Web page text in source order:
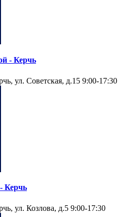
- Керчь
ул. Советская, д.15 9:00-17:30
Керчь
ул. Козлова, д.5 9:00-17:30